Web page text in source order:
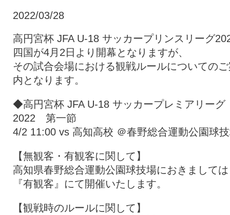
ファンクラブ
トップチーム アカデミー
特設ページ
2022/03/28
高円宮杯 JFA U-18 サッカープリンスリーグ
四国が4月2日より開幕となりますが、
その試合会場における観戦ルールについての
内となります。
◆高円宮杯 JFA U-18 サッカープレミアリーグ
2022 第一節
4/2 11:00 vs 高知高校 ＠春野総合運動公園球
【無観客・有観客に関して】
高知県春野総合運動公園球技場におきましては
『有観客』にて開催いたします。
【観戦時のルールに関して】